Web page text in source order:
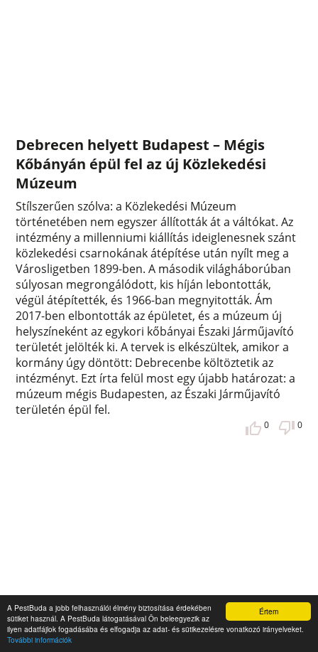
Értem
A PestBuda a jobb felhasználói élmény biztosítása érdekében
sütiket használ. A PestBuda látogatásával Ön beleegyezik az
ilyen adatfájlok fogadásába és elfogadja az adat- és sütikezelésre vonatkozó irányelveket.
További információk
Debrecen helyett Budapest – Mégis
Kőbányán épül fel az új Közlekedési
Múzeum
Stílszerűen szólva: a Közlekedési Múzeum
történetében nem egyszer állították át a váltókat. Az
intézmény a millenniumi kiállítás ideiglenesnek szánt
közlekedési csarnokának átépítése után nyílt meg a
Városligetben 1899-ben. A második világháborúban
súlyosan megrongálódott, kis híján lebontották,
végül átépítették, és 1966-ban megnyitották. Ám
2017-ben elbontották az épületet, és a múzeum új
helyszíneként az egykori kőbányai Északi Járműjavító
területét jelölték ki. A tervek is elkészültek, amikor a
kormány úgy döntött: Debrecenbe költöztetik az
intézményt. Ezt írta felül most egy újabb határozat: a
múzeum mégis Budapesten, az Északi Járműjavító
területén épül fel.
0 0
Az Örs vezér tér különös arcai –
Átalakítás előtt Budapest legfurcsább